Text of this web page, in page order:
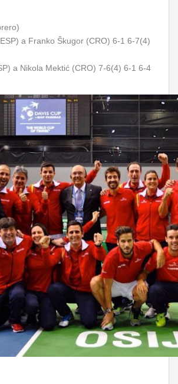
a Franko Škugor (CRO) 6-1 6-7(4)
a Nikola Mektić (CRO) 7-6(4) 6-1 6-4